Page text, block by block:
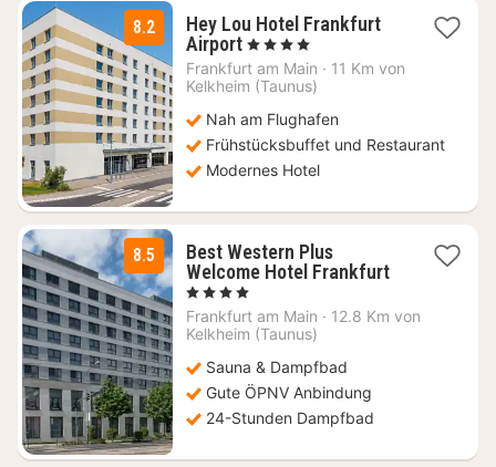
8.2
Hey Lou Hotel Frankfurt
Airport2
Nächte
ab
€
, 4 Sterne
Frankfurt am Main · 11 Km von
Kelkheim (Taunus)
Nah am Flughafen
Frühstücksbuffet und Restaurant
Modernes Hotel
8.5
Best Western Plus
Welcome Hotel Frankfurt1
ab
, 4 Sterne
Frankfurt am Main · 12.8 Km von
Kelkheim (Taunus)
Sauna & Dampfbad
Gute ÖPNV Anbindung
24-Stunden Dampfbad